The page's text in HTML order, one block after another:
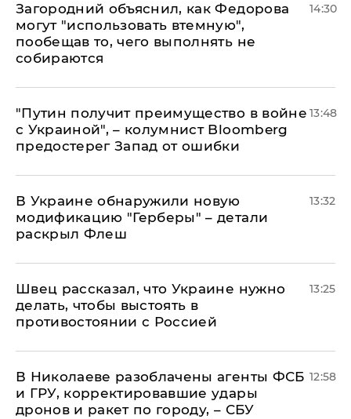
Загородний объяснил, как Федорова
могут "использовать втемную",
пообещав то, чего выполнять не
собираются
14:30
"Путин получит преимущество в войне
с Украиной", – колумнист Bloomberg
предостерег Запад от ошибки
13:48
В Украине обнаружили новую
модификацию "Герберы" – детали
раскрыл Флеш
13:32
Швец рассказал, что Украине нужно
делать, чтобы выстоять в
противостоянии с Россией
13:25
В Николаеве разоблачены агенты ФСБ
и ГРУ, корректировавшие удары
дронов и ракет по городу, – СБУ
12:58